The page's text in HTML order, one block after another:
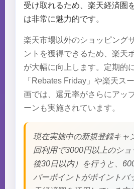
受け取れるため、楽天経済圏
は非常に魅力的です。
楽天市場以外のショッピング
ントを獲得できるため、楽天
が大幅に向上します。定期的
「Rebates Friday」や楽天ス
画では、還元率がさらにアッ
ーンも実施されています。
現在実施中の新規登録キャ
回利用で3000円以上のシ
後30日以内）を行うと、
パーポイントがポイントバ